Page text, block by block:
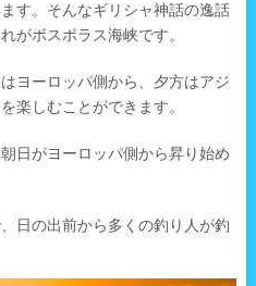
す。そんなギリシャ神話の逸話
がボスポラス海峡です。
ヨーロッパ側から、夕方はアジ
楽しむことができます。
日がヨーロッパ側から昇り始め
日の出前から多くの釣り人が釣